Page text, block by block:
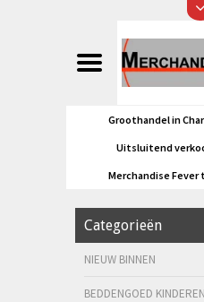
Groothandel in
Uitsluitend
Merchandise Fever
Categorieën
NIEUW BINNEN
BEDDENGOED KINDEREN